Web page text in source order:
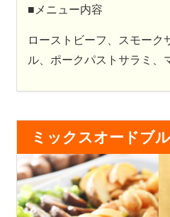
■メニュー内容
ローストビーフ、スモーク
ル、ポークパストサラミ
ミックスオードブル